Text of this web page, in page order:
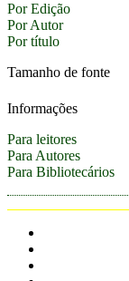
Por Edição
Por Autor
Por título
Tamanho de fonte
Informações
Para leitores
Para Autores
Para Bibliotecários